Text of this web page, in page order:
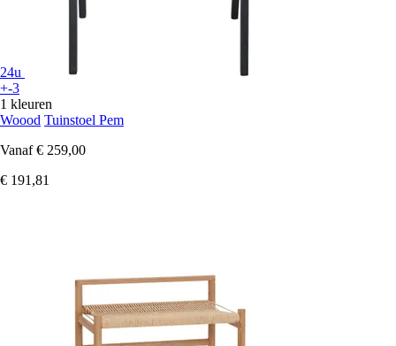
24u
+-3
1 kleuren
Woood Tuinstoel Pem
Vanaf € 259,00
€ 191,81